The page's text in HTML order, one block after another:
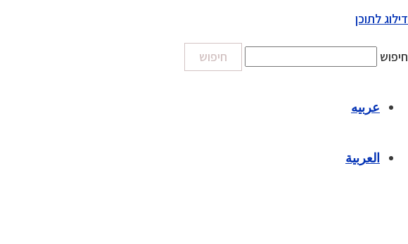
דילוג לתוכן
חיפוש חיפוש
عربيه
العربية